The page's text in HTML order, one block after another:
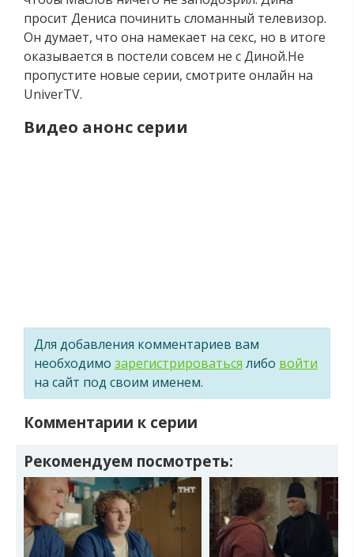
просит Дениса починить сломанный телевизор.
Он думает, что она намекает на секс, но в итоге
оказывается в постели совсем не с Диной.Не
пропустите новые серии, смотрите онлайн на
UniverTV.
Видео анонс серии
Для добавления комментариев вам
необходимо зарегистрироваться либо войти
на сайт под своим именем.
Комментарии к серии
Рекомендуем посмотреть: